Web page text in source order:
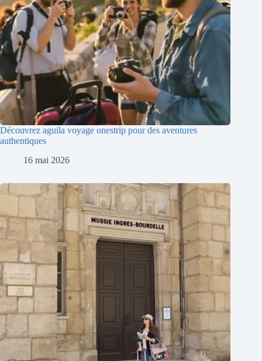
Découvrez aguila voyage onestrip pour des aventures
authentiques
16 mai 2026